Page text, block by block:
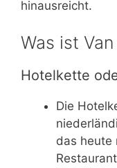
hinausreicht.
Was ist
Hotelkette
Die
das heute